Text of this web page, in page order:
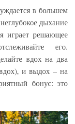
в большем
дыхание
играет решающее
его.
вдох на два
и выдох – на
бонус: это